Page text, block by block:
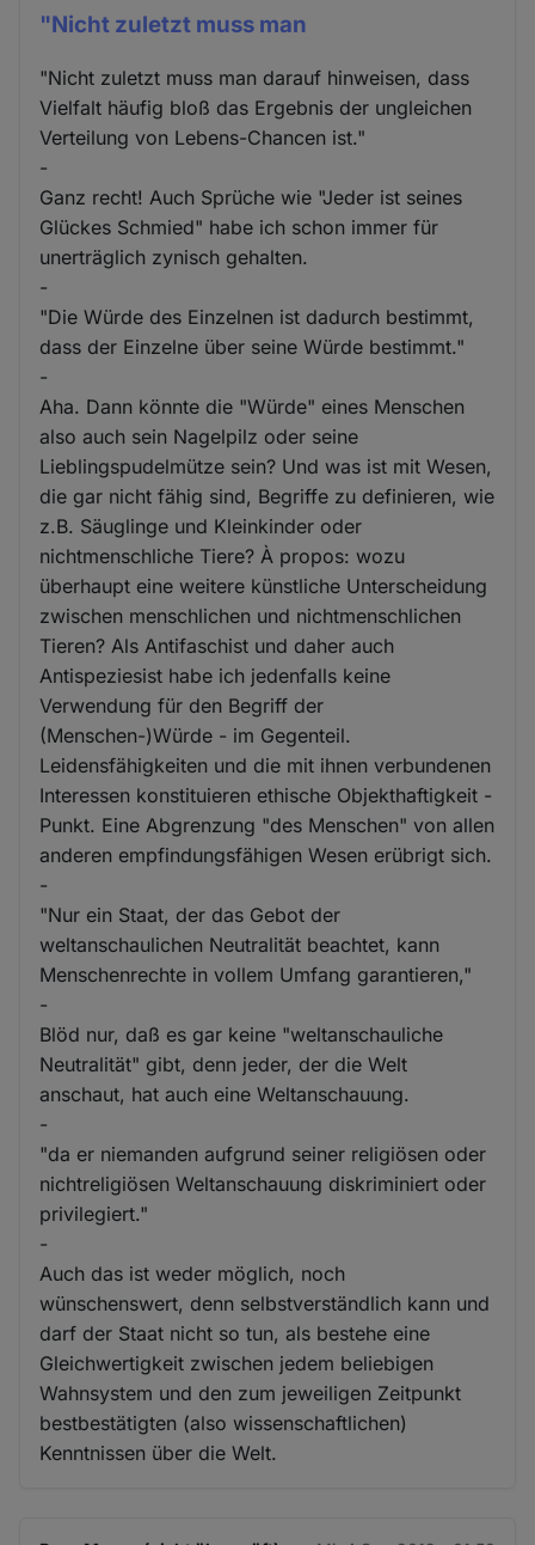
"Nicht zuletzt muss man
"Nicht zuletzt muss man darauf hinweisen, dass
Vielfalt häufig bloß das Ergebnis der ungleichen
Verteilung von Lebens-Chancen ist."
-
Ganz recht! Auch Sprüche wie "Jeder ist seines
Glückes Schmied" habe ich schon immer für
unerträglich zynisch gehalten.
-
"Die Würde des Einzelnen ist dadurch bestimmt,
dass der Einzelne über seine Würde bestimmt."
-
Aha. Dann könnte die "Würde" eines Menschen
also auch sein Nagelpilz oder seine
Lieblingspudelmütze sein? Und was ist mit Wesen,
die gar nicht fähig sind, Begriffe zu definieren, wie
z.B. Säuglinge und Kleinkinder oder
nichtmenschliche Tiere? À propos: wozu
überhaupt eine weitere künstliche Unterscheidung
zwischen menschlichen und nichtmenschlichen
Tieren? Als Antifaschist und daher auch
Antispeziesist habe ich jedenfalls keine
Verwendung für den Begriff der
(Menschen-)Würde - im Gegenteil.
Leidensfähigkeiten und die mit ihnen verbundenen
Interessen konstituieren ethische Objekthaftigkeit -
Punkt. Eine Abgrenzung "des Menschen" von allen
anderen empfindungsfähigen Wesen erübrigt sich.
-
"Nur ein Staat, der das Gebot der
weltanschaulichen Neutralität beachtet, kann
Menschenrechte in vollem Umfang garantieren,"
-
Blöd nur, daß es gar keine "weltanschauliche
Neutralität" gibt, denn jeder, der die Welt
anschaut, hat auch eine Weltanschauung.
-
"da er niemanden aufgrund seiner religiösen oder
nichtreligiösen Weltanschauung diskriminiert oder
privilegiert."
-
Auch das ist weder möglich, noch
wünschenswert, denn selbstverständlich kann und
darf der Staat nicht so tun, als bestehe eine
Gleichwertigkeit zwischen jedem beliebigen
Wahnsystem und den zum jeweiligen Zeitpunkt
bestbestätigten (also wissenschaftlichen)
Kenntnissen über die Welt.